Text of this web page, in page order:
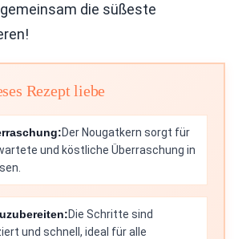
die süßeste
Rezept liebe
Der Nougatkern sorgt für
und köstliche Überraschung in
Die Schritte sind
und schnell, ideal für alle